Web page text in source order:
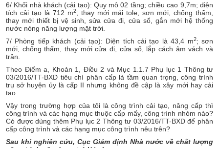
6/ Khối nhà khách (cải tạo): Quy mô 02 tầng; chiều cao 9,7m; diện
tích cải tạo là 712 m2; thay mới mái tole, sơn mới, chống thấm,
thay mới thiết bị vệ sinh, sửa cửa đi, cửa sổ, gắn mới hệ thống
nước nóng năng lượng mặt trời.
7/ Phòng tiếp khách (cải tạo): Diện tích cải tạo là 43,4 m2; sơn
mới, chống thấm, thay mới cửa đi, cửa sổ, lắp cách âm vách và
trần.
Theo Điểm a, Khoản 1, Điều 2 và Mục 1.1.7 Phụ lục 1 Thông tư
03/2016/TT-BXD tiêu chí phân cấp là tầm quan trọng, công trình
trụ sở huyện ủy là cấp II nhưng không đề cập là xây mới hay cải
tạo
Vậy trong trường hợp của tôi là công trình cải tạo, nâng cấp thì
công trình và các hạng mục thuộc cấp mấy, công trình nhóm nào?
Có được dùng thêm Phụ lục 2 Thông tư 03/2016/TT-BXD để phân
cấp công trình và các hạng mục công trình nêu trên?
Sau khi nghiên cứu, Cục Giám định Nhà nước về chất lượng